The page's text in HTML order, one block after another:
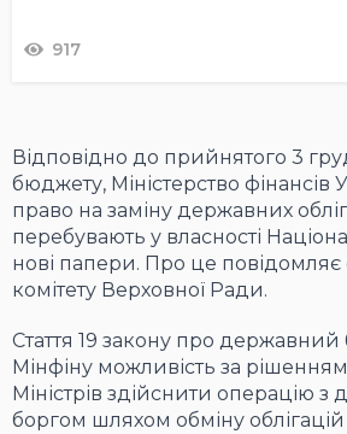
917
Відповідно до прийнятого 3
бюджету, Міністерство фінансів
право на заміну державних
перебувають у власності
нові папери. Про це
комітету Верховної Ради.
Стаття 19 закону про
Мінфіну можливість за
Міністрів здійснити операцію
боргом шляхом обміну